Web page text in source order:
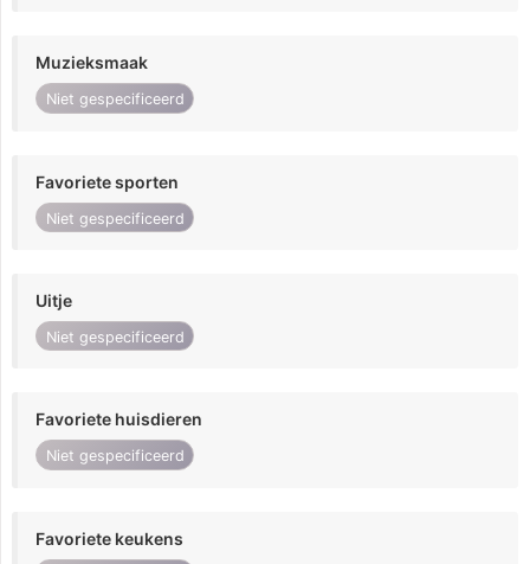
Muzieksmaak
Niet gespecificeerd
Favoriete sporten
Niet gespecificeerd
Uitje
Niet gespecificeerd
Favoriete huisdieren
Niet gespecificeerd
Favoriete keukens